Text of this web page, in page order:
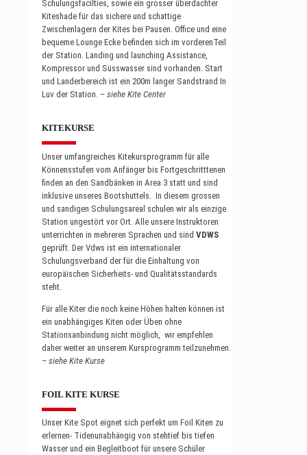
Schulungsfacilties, sowie ein grosser überdachter
Kiteshade für das sichere und schattige
Zwischenlagern der Kites bei Pausen. Office und eine
bequeme Lounge Ecke befinden sich im vorderenTeil
der Station. Landing und launching Assistance,
Kompressor und Süsswasser sind vorhanden. Start
und Landerbereich ist ein 200m langer Sandstrand In
Luv der Station. – siehe Kite Center
KITEKURSE
Unser umfangreiches Kitekursprogramm für alle
Könnensstufen vom Anfänger bis Fortgeschritttenen
finden an den Sandbänken in Area 3 statt und sind
inklusive unseres Bootshuttels. In diesem grossen
und sandigen Schulungsareal schulen wir als einzige
Station ungestört vor Ort. Alle unsere Instruktoren
unterrichten in mehreren Sprachen und sind VDWS
geprüft. Der Vdws ist ein internationaler
Schulungsverband der für die Einhaltung von
europäischen Sicherheits- und Qualitätsstandards
steht.
Für alle Kiter die noch keine Höhen halten können ist
ein unabhängiges Kiten oder Üben ohne
Stationsanbindung nicht möglich, wir empfehlen
daher weiter an unserem Kursprogramm teilzunehmen.
– siehe Kite Kurse
FOIL KITE KURSE
Unser Kite Spot eignet sich perfekt um Foil Kiten zu
erlernen- Tidenunabhängig von stehtief bis tiefen
Wasser und ein Begleitboot für unsere Schüler